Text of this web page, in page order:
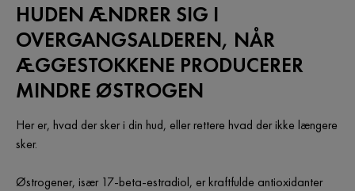
HUDEN ÆNDRER SIG I
OVERGANGSALDEREN, NÅR
ÆGGESTOKKENE PRODUCERER
MINDRE ØSTROGEN
Her er, hvad der sker i din hud, eller rettere hvad der ikke længere
sker.
Østrogener, især 17-beta-estradiol, er kraftfulde antioxidanter